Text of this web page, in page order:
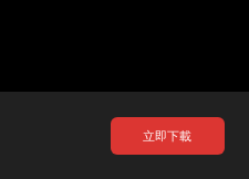
立即下載